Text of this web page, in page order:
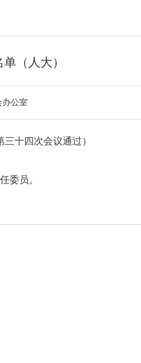
（人大）
办公室
十四次会议通过）
委员。